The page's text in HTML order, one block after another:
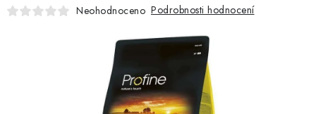
Neohodnoceno Podrobnosti hodnocení